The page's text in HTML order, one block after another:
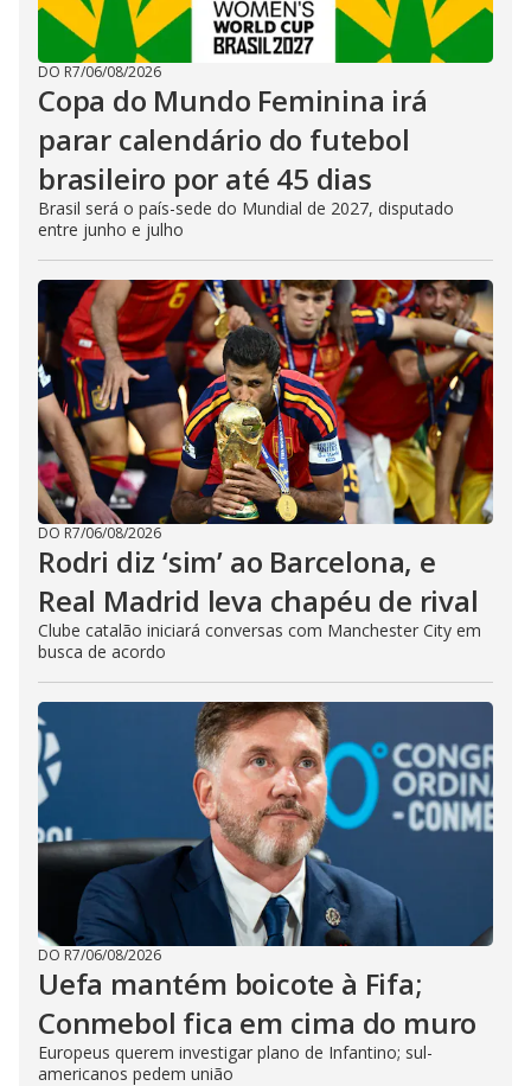
DO R7/06/08/2026
Copa do Mundo Feminina irá
parar calendário do futebol
brasileiro por até 45 dias
Brasil será o país-sede do Mundial de 2027, disputado
entre junho e julho
DO R7/06/08/2026
Rodri diz ‘sim’ ao Barcelona, e
Real Madrid leva chapéu de rival
Clube catalão iniciará conversas com Manchester City em
busca de acordo
DO R7/06/08/2026
Uefa mantém boicote à Fifa;
Conmebol fica em cima do muro
Europeus querem investigar plano de Infantino; sul-
americanos pedem união